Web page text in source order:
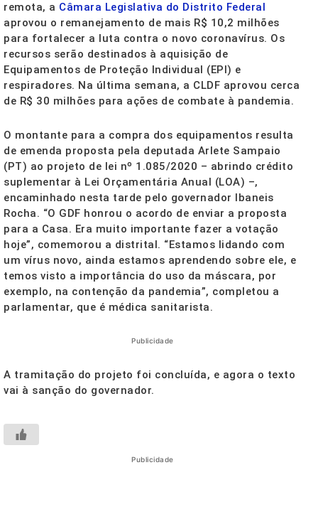
remota, a Câmara Legislativa do Distrito Federal
aprovou o remanejamento de mais R$ 10,2 milhões
para fortalecer a luta contra o novo coronavírus. Os
recursos serão destinados à aquisição de
Equipamentos de Proteção Individual (EPI) e
respiradores. Na última semana, a CLDF aprovou cerca
de R$ 30 milhões para ações de combate à pandemia.
O montante para a compra dos equipamentos resulta
de emenda proposta pela deputada Arlete Sampaio
(PT) ao projeto de lei nº 1.085/2020 – abrindo crédito
suplementar à Lei Orçamentária Anual (LOA) –,
encaminhado nesta tarde pelo governador Ibaneis
Rocha. “O GDF honrou o acordo de enviar a proposta
para a Casa. Era muito importante fazer a votação
hoje”, comemorou a distrital. “Estamos lidando com
um vírus novo, ainda estamos aprendendo sobre ele, e
temos visto a importância do uso da máscara, por
exemplo, na contenção da pandemia”, completou a
parlamentar, que é médica sanitarista.
Publicidade
A tramitação do projeto foi concluída, e agora o texto
vai à sanção do governador.
Publicidade